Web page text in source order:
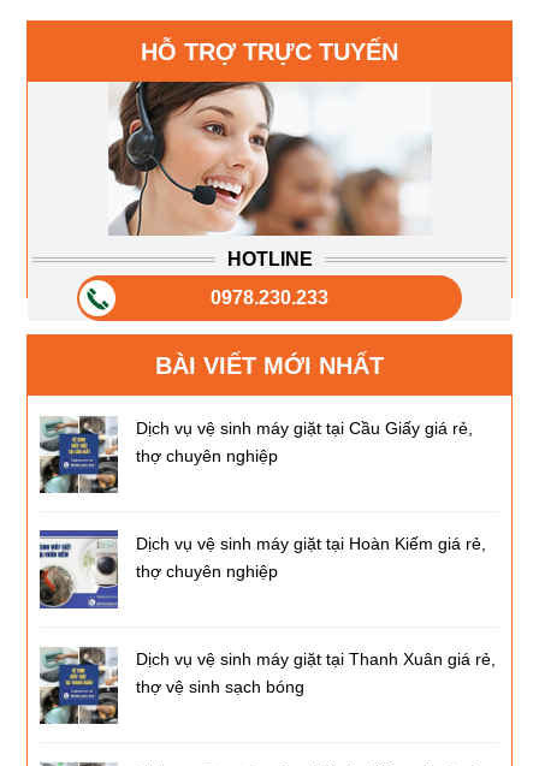
HỖ TRỢ TRỰC TUYẾN
HOTLINE
0978.230.233
BÀI VIẾT MỚI NHẤT
Dịch vụ vệ sinh máy giặt tại Cầu Giấy giá rẻ,
thợ chuyên nghiệp
Dịch vụ vệ sinh máy giặt tại Hoàn Kiếm giá rẻ,
thợ chuyên nghiệp
Dịch vụ vệ sinh máy giặt tại Thanh Xuân giá rẻ,
thợ vệ sinh sạch bóng